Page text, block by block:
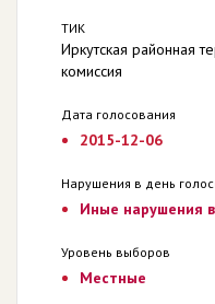
ТИК
Иркутская районная
комиссия
Дата голосования
2015-12-06
Нарушения в день
Иные нарушения
Уровень выборов
Местные